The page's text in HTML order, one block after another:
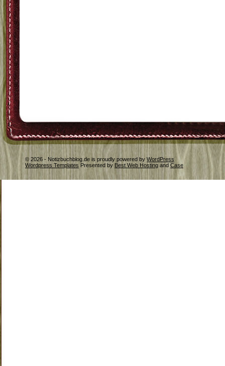
© 2026 - Notizbuchblog.de is proudly powered by WordPress
Wordpress Templates Presented by Best Web Hosting and Case